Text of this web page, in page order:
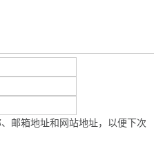
邮箱地址和网站地址，以便下次